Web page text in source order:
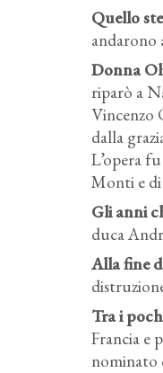
Quello
andarono
Donna
riparò a
Vincenzo
dalla
L’opera
Monti e
Gli anni
duca
Alla fine
Tra i
Francia e
nominato